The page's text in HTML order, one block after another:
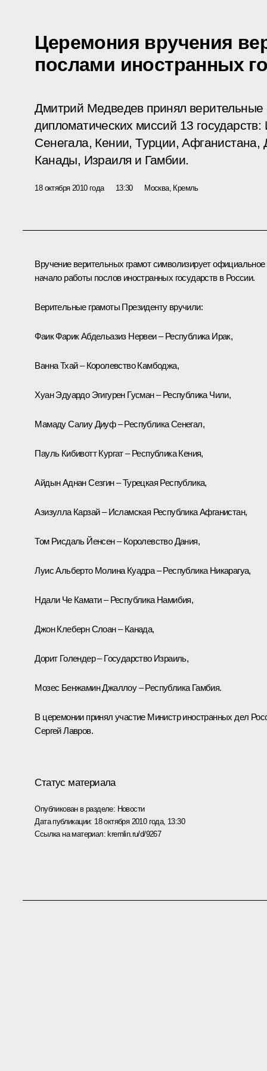
Церемония вручения
послами иностранных
Дмитрий Медведев принял верительные
дипломатических миссий 13
Сенегала, Кении, Турции,
Канады, Израиля и Гамбии.
18 октября 2010 года 13:30 Москва, Кремль
Вручение верительных грамот символизирует официальное
начало работы послов иностранных государств в России.
Верительные грамоты Президенту вручили:
Фаик Фарик Абдельазиз Нервеи – Республика Ирак,
Ванна Тхай – Королевство Камбоджа,
Хуан Эдуардо Эгигурен Гусман – Республика Чили,
Мамаду Салиу Диуф – Республика Сенегал,
Пауль Кибивотт Кургат – Республика Кения,
Айдын Аднан Сезгин – Турецкая Республика,
Азизулла Карзай – Исламская Республика Афганистан,
Том Рисдаль Йенсен – Королевство Дания,
Луис Альберто Молина Куадра – Республика Никарагуа,
Ндали Че Камати – Республика Намибия,
Джон Клеберн Слоан – Канада,
Дорит Голендер – Государство Израиль,
Мозес Бенжамин Джаллоу – Республика Гамбия.
В церемонии принял участие Министр иностранных дел
Сергей Лавров.
Статус материала
Опубликован в разделе: Новости
Дата публикации: 18 октября 2010 года, 13:30
Ссылка на материал: kremlin.ru/d/9267